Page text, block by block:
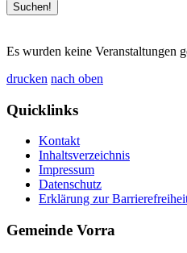
Es wurden keine Veranstaltungen
drucken nach oben
Quicklinks
Kontakt
Inhaltsverzeichnis
Impressum
Datenschutz
Erklärung zur
Gemeinde Vorra